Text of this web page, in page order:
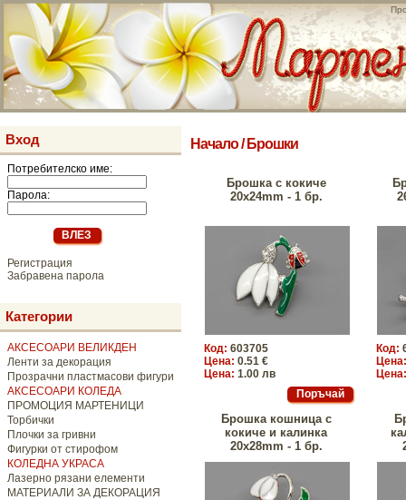
Вход
Потребителско име:
Парола:
Регистрация
Забравена парола
Категории
АКСЕСОАРИ ВЕЛИКДЕН
Ленти за декорация
Прозрачни пластмасови фигури
АКСЕСОАРИ КОЛЕДА
ПРОМОЦИЯ МАРТЕНИЦИ
Торбички
Плочки за гривни
Фигурки от стирофом
КОЛЕДНА УКРАСА
Лазерно рязани елементи
МАТЕРИАЛИ ЗА ДЕКОРАЦИЯ
Начало/ Брошки
Брошка с кокиче
20x24mm - 1 бр.
Код: 603705
Цена: 0.51 €
Цена: 1.00 лв
Код:
Брошка кошница с
кокиче и калинка
20x28mm - 1 бр.